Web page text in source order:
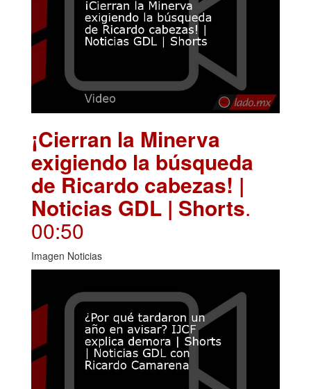
¡Cierran la Minerva
exigiendo la búsqueda
de Ricardo cabezas! |
Noticias GDL | Shorts.
00:50
Imagen Noticias